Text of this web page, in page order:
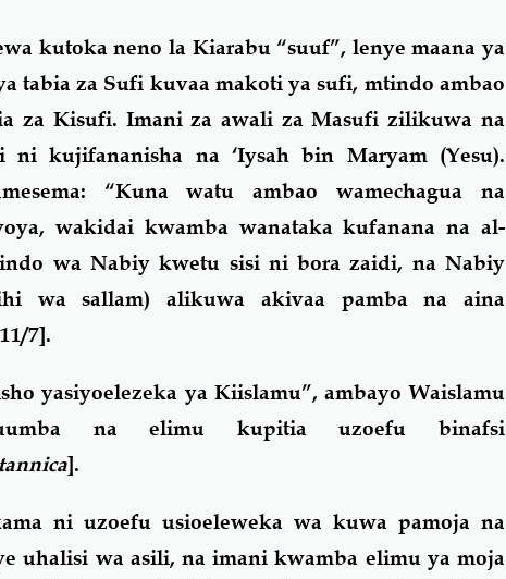
kutoka neno la Kiarabu “suuf”, lenye maana ya
tabia za Sufi kuvaa makoti ya sufi, mtindo ambao
za Kisufi. Imani za awali za Masufi zilikuwa na
kujifananisha na ‘Iysah bin Maryam (Yesu).
“Kuna watu ambao wamechagua na
wakidai kwamba wanataka kufanana na al-
wa Nabiy kwetu sisi ni bora zaidi, na Nabiy
wa sallam) alikuwa akivaa pamba na aina
7].
yasiyoelezeka ya Kiislamu”, ambayo Waislamu
na elimu kupitia uzoefu binafsi
].
ni uzoefu usioeleweka wa kuwa pamoja na
uhalisi wa asili, na imani kwamba elimu ya moja